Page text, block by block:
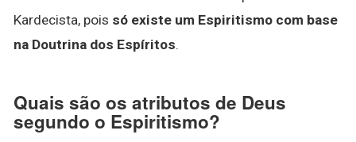
Kardecista, pois só existe um Espiritismo com base
na Doutrina dos Espíritos.
Quais são os atributos de Deus
segundo o Espiritismo?